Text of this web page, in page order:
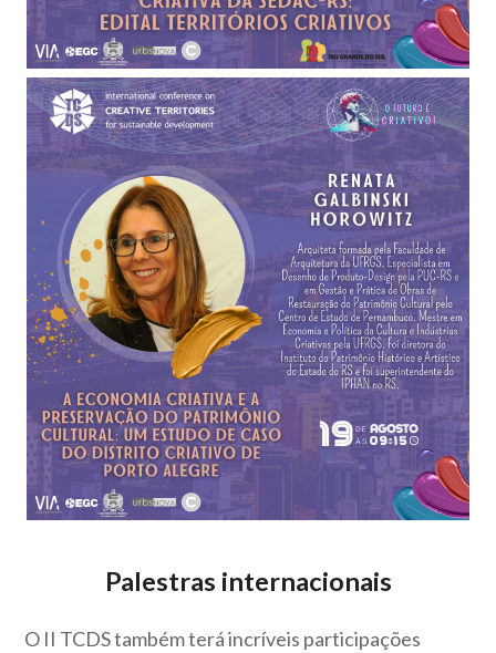
Palestras internacionais
O II TCDS também terá incríveis participações